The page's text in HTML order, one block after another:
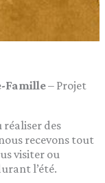
Famille– Projet
réaliser des
recevons tout
visiter ou
l’été.